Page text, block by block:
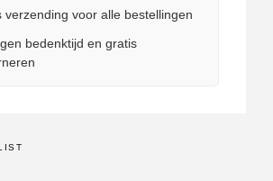
verzending voor alle bestellingen
bedenktijd en gratis